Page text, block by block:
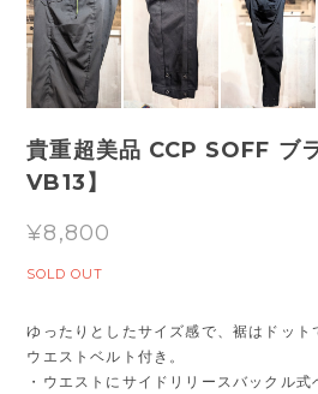
貴重超美品 CCP SOFF ブ
VB13】
¥8,800
SOLD OUT
ゆったりとしたサイズ感で、裾はドット
ウエストベルト付き。
・ウエストにサイドリリースバックル式